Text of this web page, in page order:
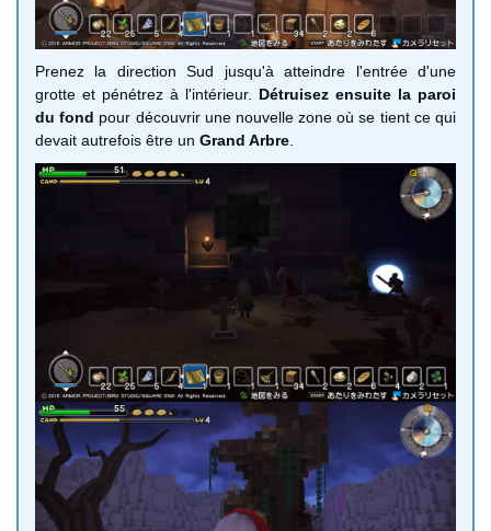
Prenez la direction Sud jusqu'à atteindre l'entrée d'une
grotte et pénétrez à l'intérieur. Détruisez ensuite la paroi
du fond pour découvrir une nouvelle zone où se tient ce qui
devait autrefois être un Grand Arbre